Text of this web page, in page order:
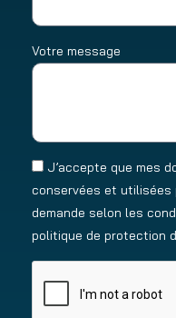
Votre message
J’accepte que mes
conservées et utilisées
demande selon les
politique de protection